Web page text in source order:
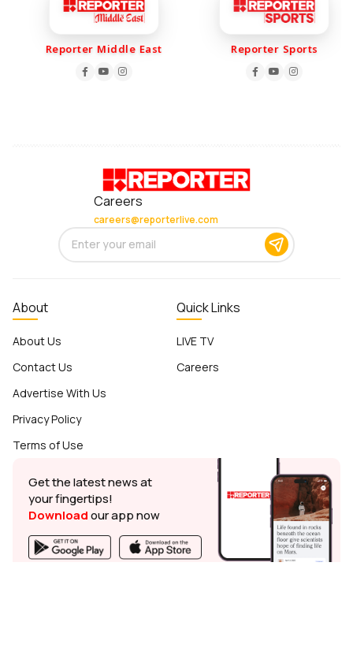
Reporter Middle East Reporter Sports
Careers
careers@reporterlive.com
About
About Us
Contact Us
Advertise With Us
Privacy Policy
Terms of Use
Quick Links
LIVE TV
Careers
Get the latest news at
your fingertips!
Downloadour app now